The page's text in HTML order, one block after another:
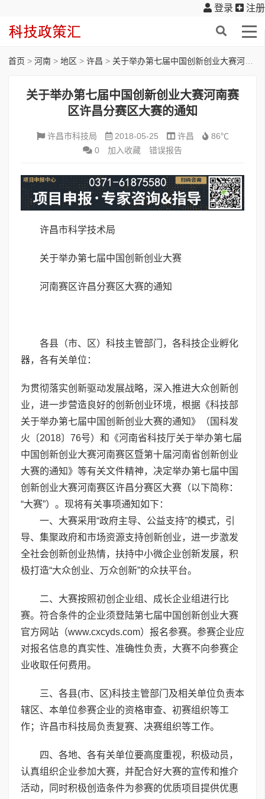
登录 注册
首页 > 河南 > 地区 > 许昌 > 关于举办第七届中国创新创业大赛河南赛区许昌分赛区大赛的通知
关于举办第七届中国创新创业大赛河南赛
区许昌分赛区大赛的通知
许昌市科技局 2018-05-25 许昌
86℃
0
加入收藏 错误报告
许昌市科学技术局
关于举办第七届中国创新创业大赛
河南赛区许昌分赛区大赛的通知
各县（市、区）科技主管部门，各科技企业孵化
器，各有关单位：
为贯彻落实创新驱动发展战略，深入推进大众创新创
业，进一步营造良好的创新创业环境，根据《科技部
关于举办第七届中国创新创业大赛的通知》（国科发
火〔2018〕76号）和《河南省科技厅关于举办第七届
中国创新创业大赛河南赛区暨第十届河南省创新创业
大赛的通知》等有关文件精神，决定举办第七届中国
创新创业大赛河南赛区许昌分赛区大赛（以下简称：
“大赛”）。现将有关事项通知如下：
一、大赛采用“政府主导、公益支持”的模式，引
导、集聚政府和市场资源支持创新创业，进一步激发
全社会创新创业热情，扶持中小微企业创新发展，积
极打造“大众创业、万众创新”的众扶平台。
二、大赛按照初创企业组、成长企业组进行比
赛。符合条件的企业须登陆第七届中国创新创业大赛
官方网站（www.cxcyds.com）报名参赛。参赛企业应
对报名信息的真实性、准确性负责，大赛不向参赛企
业收取任何费用。
三、各县(市、区)科技主管部门及相关单位负责本
辖区、本单位参赛企业的资格审查、初赛组织等工
作；许昌市科技局负责复赛、决赛组织等工作。
四、各地、各有关单位要高度重视，积极动员，
认真组织企业参加大赛，并配合好大赛的宣传和推介
活动，同时积极创造条件为参赛的优质项目提供优惠